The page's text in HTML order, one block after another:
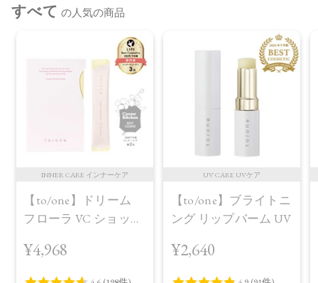
すべて の人気の商品
INNER CARE インナーケア
【to/one】ドリーム
フローラ VC ショット
¥4,968
UV CARE UVケア
【to/one】ブライトニ
ング リップバーム UV
¥2,640